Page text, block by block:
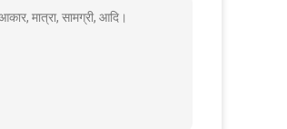
मात्रा, सामग्री, आदि।